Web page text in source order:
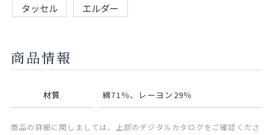
タッセル エルダー
商品情報
材質 綿71％、レーヨン29％
商品の詳細に関しましては、上部のデジタルカタログをご確認くださ